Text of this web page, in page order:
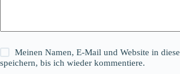
Meinen Namen, E-Mail und Website in
speichern, bis ich wieder kommentiere.